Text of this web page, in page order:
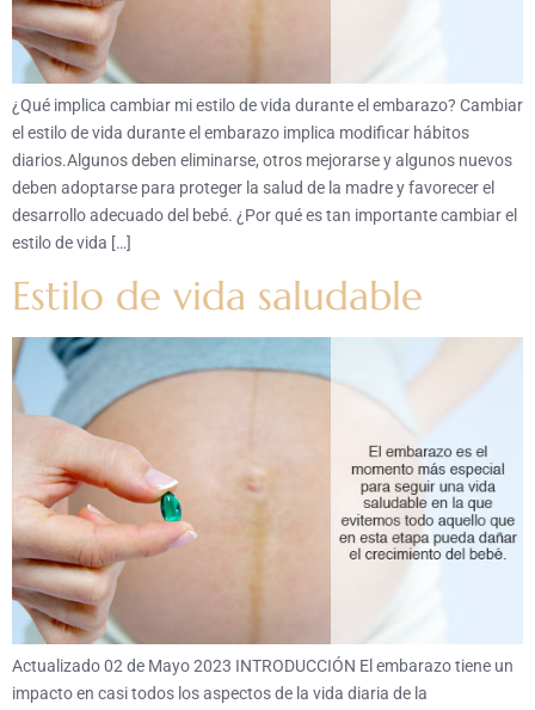
¿Qué implica cambiar mi estilo de vida durante el embarazo? Cambiar
el estilo de vida durante el embarazo implica modificar hábitos
diarios.Algunos deben eliminarse, otros mejorarse y algunos nuevos
deben adoptarse para proteger la salud de la madre y favorecer el
desarrollo adecuado del bebé. ¿Por qué es tan importante cambiar el
estilo de vida […]
Estilo de vida saludable
Actualizado 02 de Mayo 2023 INTRODUCCIÓN El embarazo tiene un
impacto en casi todos los aspectos de la vida diaria de la